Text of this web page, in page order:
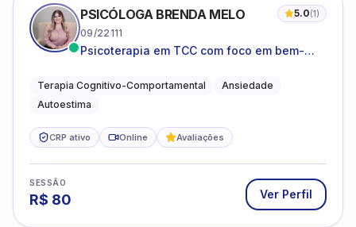
PSICÓLOGA BRENDA MELO 5.0(1)
09/22111
Psicoterapia em TCC com foco em bem-
o cotidiano
Terapia Cognitivo-Comportamental
Ansiedade
Autoestima
CRP ativo Online Avaliações
SESSÃO
R$ 80 Ver Perfil